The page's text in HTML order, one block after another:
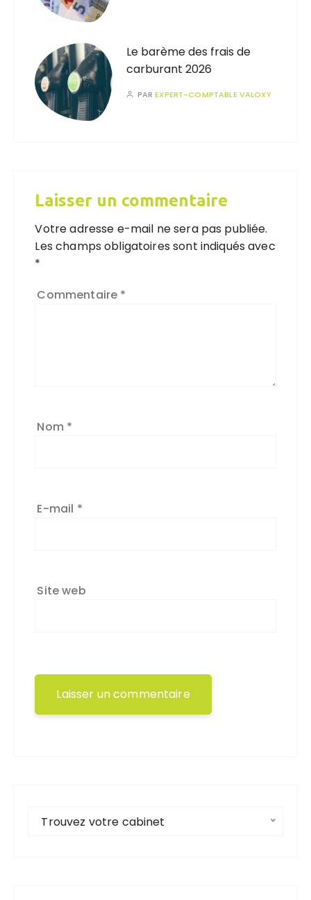
Le barème des frais de
carburant 2026
PAREXPERT-COMPTABLE VALOXY
Laisser un commentaire
Votre adresse e-mail ne sera pas publiée.
Les champs obligatoires sont indiqués avec
*
Commentaire *
Nom *
E-mail *
Site web
Trouvez votre cabinet